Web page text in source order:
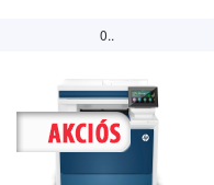
0..